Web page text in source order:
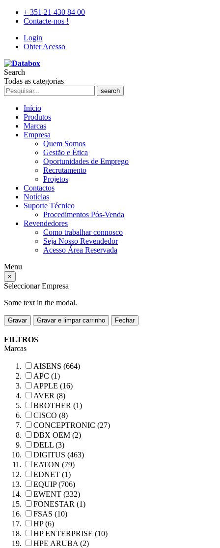
+ 351 21 430 84 00
Contacte-nos !
Login
Obter Acesso
Search
Todas as categorias
search
Início
Produtos
Marcas
Empresa
Quem Somos
Gestão e Ética
Oportunidades de Emprego
Recrutamento
Projetos
Contactos
Notícias
Suporte Técnico
Procedimentos Pós-Venda
Revendedores
Como trabalhar connosco
Seja Nosso Revendedor
Acesso Área Reservada
Menu
×
Seleccionar Empresa
Some text in the modal.
Gravar Gravar e limpar carrinho Fechar
FILTROS
Marcas
AISENS (664)
APC (1)
APPLE (16)
AVER (8)
BROTHER (1)
CISCO (8)
CONCEPTRONIC (27)
DBX OEM (2)
DELL (3)
DIGITUS (463)
EATON (79)
EDNET (1)
EQUIP (706)
EWENT (332)
FONESTAR (1)
FSAS (10)
HP (6)
HP ENTERPRISE (10)
HPE ARUBA (2)